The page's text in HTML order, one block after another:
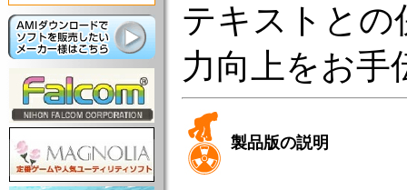
テキストとの
力向上をお手
製品版の説明